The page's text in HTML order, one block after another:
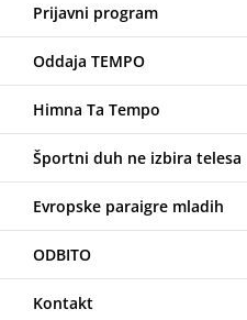
Prijavni program
Oddaja TEMPO
Himna Ta Tempo
Športni duh ne izbira telesa
Evropske paraigre mladih
ODBITO
Kontakt